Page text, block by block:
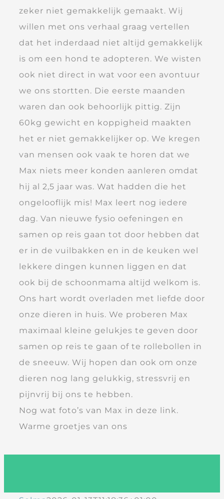
zeker niet gemakkelijk gemaakt. Wij
willen met ons verhaal graag vertellen
dat het inderdaad niet altijd gemakkelijk
is om een hond te adopteren. We wisten
ook niet direct in wat voor een avontuur
we ons stortten. Die eerste maanden
waren dan ook behoorlijk pittig. Zijn
60kg gewicht en koppigheid maakten
het er niet gemakkelijker op. We kregen
van mensen ook vaak te horen dat we
Max niets meer konden aanleren omdat
hij al 2,5 jaar was. Wat hadden die het
ongelooflijk mis! Max leert nog iedere
dag. Van nieuwe fysio oefeningen en
samen op reis gaan tot door hebben dat
er in de vuilbakken en in de keuken wel
lekkere dingen kunnen liggen en dat
ook bij de schoonmama altijd welkom is.
Ons hart wordt overladen met liefde door
onze dieren in huis. We proberen Max
maximaal kleine gelukjes te geven door
samen op reis te gaan of te rollebollen in
de sneeuw. Wij hopen dan ook om onze
dieren nog lang gelukkig, stressvrij en
pijnvrij bij ons te hebben.
Nog wat foto’s van Max in deze link.
Warme groetjes van ons